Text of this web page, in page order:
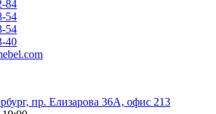
84
54
54
40
пр. Елизарова 36А, офис 213